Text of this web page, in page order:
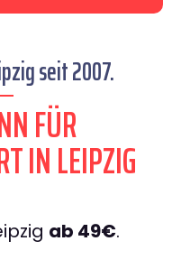
seit 2007.
FÜR
IN LEIPZIG​
ab 49€.